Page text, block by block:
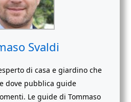
Svaldi
di casa e giardino che
dove pubblica guide
Le guide di Tommaso